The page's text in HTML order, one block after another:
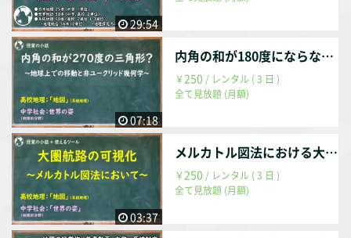
29:54
07:18
内角の和が180度にならない？
￥250 / レンタル ( 3 日 )
全て見放題 (月額)
03:37
メルカトル図法における大圏航路と等角航路を可視化
￥250 / レンタル ( 3 日 )
全て見放題 (月額)